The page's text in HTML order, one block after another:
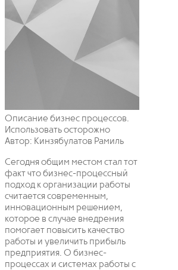
Описание бизнес процессов.
Использовать осторожно
Автор: Кинзябулатов Рамиль
Сегодня общим местом стал тот
факт что бизнес-процессный
подход к организации работы
считается современным,
инновационным решением,
которое в случае внедрения
помогает повысить качество
работы и увеличить прибыль
предприятия. О бизнес-
процессах и системах работы с